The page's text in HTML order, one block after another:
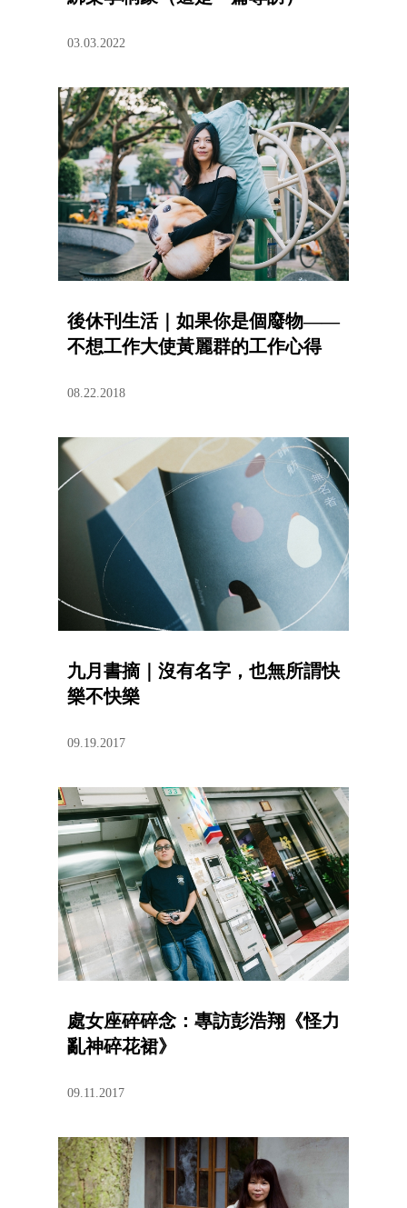
03.03.2022
後休刊生活｜如果你是個廢物——
不想工作大使黃麗群的工作心得
08.22.2018
九月書摘｜沒有名字，也無所謂快
樂不快樂
09.19.2017
處女座碎碎念：專訪彭浩翔《怪力
亂神碎花裙》
09.11.2017